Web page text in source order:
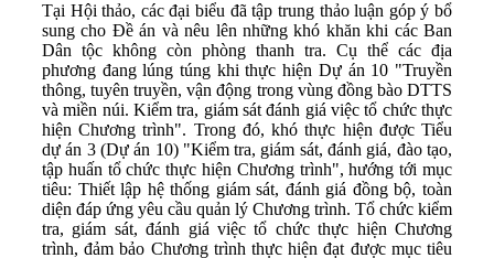
Tại Hội thảo, các đại biểu đã tập trung thảo luận góp ý bổ
sung cho Đề án và nêu lên những khó khăn khi các Ban
Dân tộc không còn phòng thanh tra. Cụ thể các địa
phương đang lúng túng khi thực hiện Dự án 10 "Truyền
thông, tuyên truyền, vận động trong vùng đồng bào DTTS
và miền núi. Kiểm tra, giám sát đánh giá việc tổ chức thực
hiện Chương trình". Trong đó, khó thực hiện được Tiểu
dự án 3 (Dự án 10) "Kiểm tra, giám sát, đánh giá, đào tạo,
tập huấn tổ chức thực hiện Chương trình", hướng tới mục
tiêu: Thiết lập hệ thống giám sát, đánh giá đồng bộ, toàn
diện đáp ứng yêu cầu quản lý Chương trình. Tổ chức kiểm
tra, giám sát, đánh giá việc tổ chức thực hiện Chương
trình, đảm bảo Chương trình thực hiện đạt được mục tiêu